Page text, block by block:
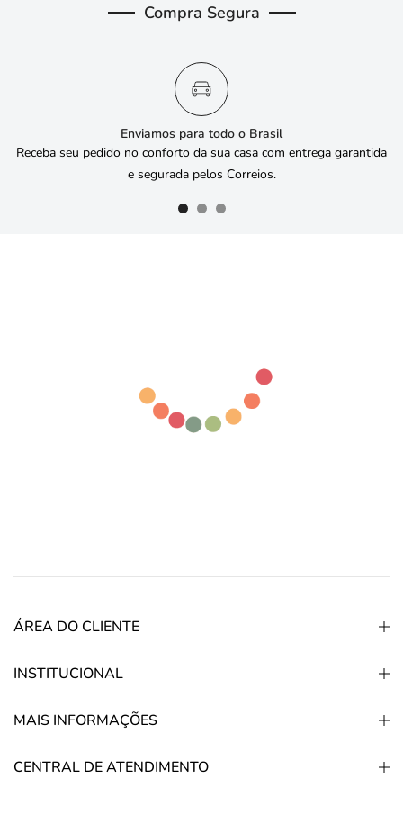
Compra Segura
Enviamos para todo o Brasil
Receba seu pedido no conforto da sua casa com entrega garantida
e segurada pelos Correios.
ÁREA DO CLIENTE
INSTITUCIONAL
MAIS INFORMAÇÕES
CENTRAL DE ATENDIMENTO